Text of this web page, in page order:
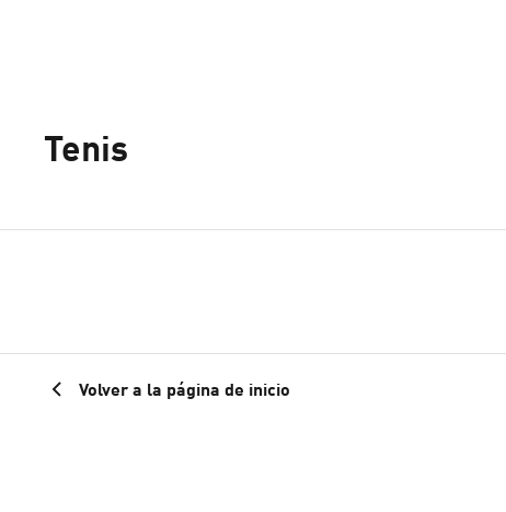
Tenis
Volver a la página de inicio